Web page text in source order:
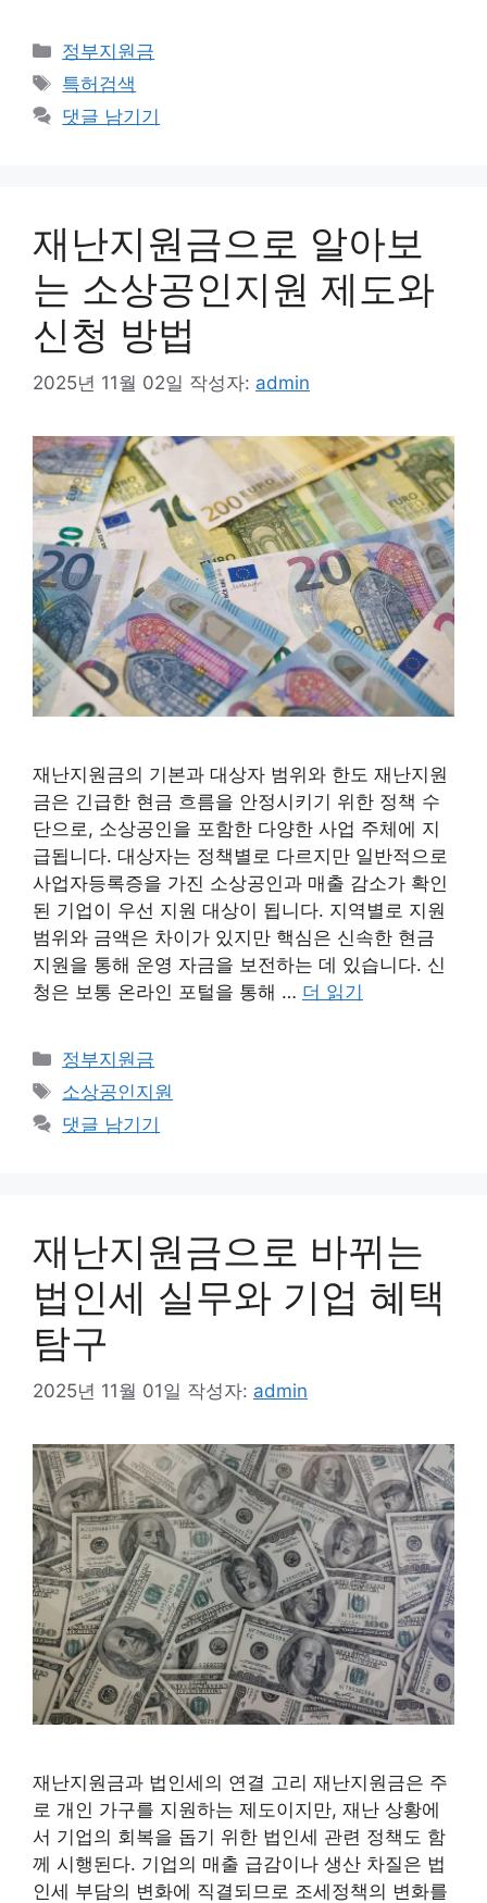
카
테
리
정부지원금
태
그
특허검색
댓글 남기기
재난지원금으로 알아보
는 소상공인지원 제도와
신청 방법
2025년 11월 02일 작성자: admin
재난지원금의 기본과 대상자 범위와 한도 재난지원
금은 긴급한 현금 흐름을 안정시키기 위한 정책 수
단으로, 소상공인을 포함한 다양한 사업 주체에 지
급됩니다. 대상자는 정책별로 다르지만 일반적으로
사업자등록증을 가진 소상공인과 매출 감소가 확인
된 기업이 우선 지원 대상이 됩니다. 지역별로 지원
범위와 금액은 차이가 있지만 핵심은 신속한 현금
지원을 통해 운영 자금을 보전하는 데 있습니다. 신
청은 보통 온라인 포털을 통해 … 더 읽기
카
테
리
정부지원금
태
그
소상공인지원
댓글 남기기
재난지원금으로 바뀌는
법인세 실무와 기업 혜택
탐구
2025년 11월 01일 작성자: admin
재난지원금과 법인세의 연결 고리 재난지원금은 주
로 개인 가구를 지원하는 제도이지만, 재난 상황에
서 기업의 회복을 돕기 위한 법인세 관련 정책도 함
께 시행된다. 기업의 매출 급감이나 생산 차질은 법
인세 부담의 변화에 직결되므로 조세정책의 변화를